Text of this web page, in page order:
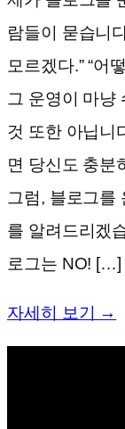
람들이 묻습니
모르겠다.” “어
그 운영이 마냥
것 또한 아닙니
면 당신도 충분
그럼, 블로그를
를 알려드리겠
로그는 NO! […]
자세히 보기 →